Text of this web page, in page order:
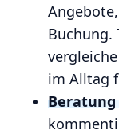
Buchung.
im Alltag